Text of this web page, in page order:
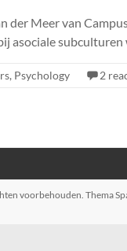
der Meer van
asociale
, Psychology 2
voorbehouden. Thema